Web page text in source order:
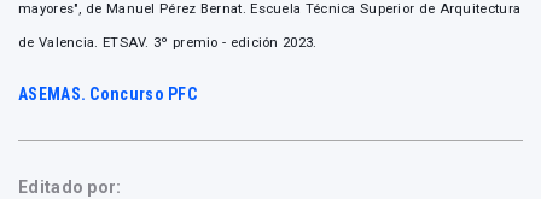
mayores", de Manuel Pérez Bernat. Escuela Técnica Superior de Arquitectura
de Valencia. ETSAV. 3º premio - edición 2023.
ASEMAS. Concurso PFC
Editado por: